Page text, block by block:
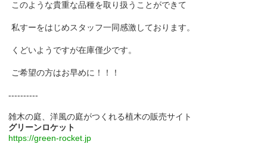
このような貴重な品種を取り扱うことができて
私すーをはじめスタッフ一同感激しております。
くどいようですが在庫僅少です。
ご希望の方はお早めに！！！
----------
雑木の庭、洋風の庭がつくれる植木の販売サイト
グリーンロケット
https://green-rocket.jp